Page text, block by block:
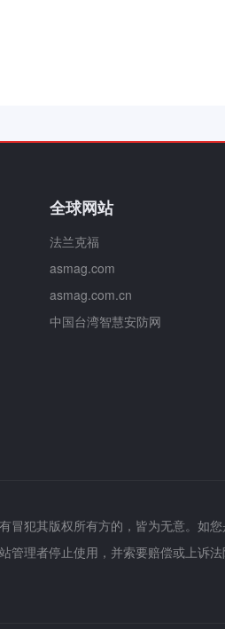
全球网站
法兰克福
asmag.com
asmag.com.cn
中国台湾智慧安防网
犯其版权所有方的，皆为无意。如
理者停止使用，并索要赔偿或上诉